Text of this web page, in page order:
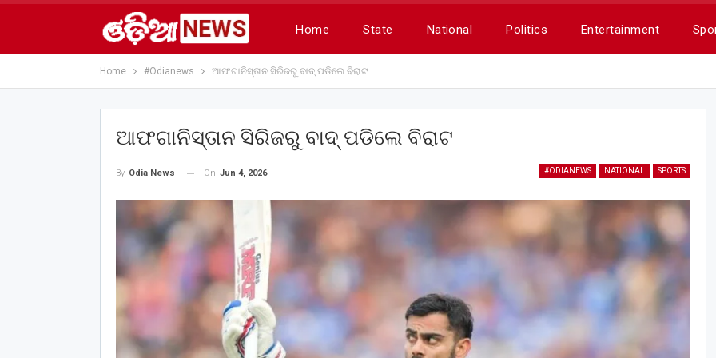
Home State National Politics Entertainment
Home #Odianews ଆଫଗାନିସ୍ତାନ ସିରିଜରୁ ବାଦ୍‌ ପଡିଲେ ବିରାଟ
ଆଫଗାନିସ୍ତାନ ସିରିଜରୁ ବାଦ୍‌ ପଡିଲେ ବିରାଟ
#ODIANEWS NATIONAL SPORTS
By Odia News On Jun 4, 2026